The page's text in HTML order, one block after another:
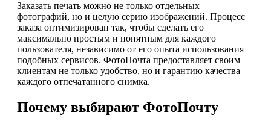
Заказать печать можно не только отдельных
фотографий, но и целую серию изображений. Процесс
заказа оптимизирован так, чтобы сделать его
максимально простым и понятным для каждого
пользователя, независимо от его опыта использования
подобных сервисов. ФотоПочта предоставляет своим
клиентам не только удобство, но и гарантию качества
каждого отпечатанного снимка.
Почему выбирают ФотоПочту